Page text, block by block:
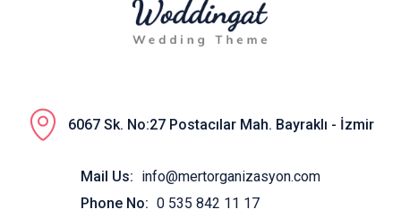
6067 Sk. No:27 Postacılar Mah. Bayraklı - İzmir
Mail Us: info@mertorganizasyon.com
Phone No: 0 535 842 11 17